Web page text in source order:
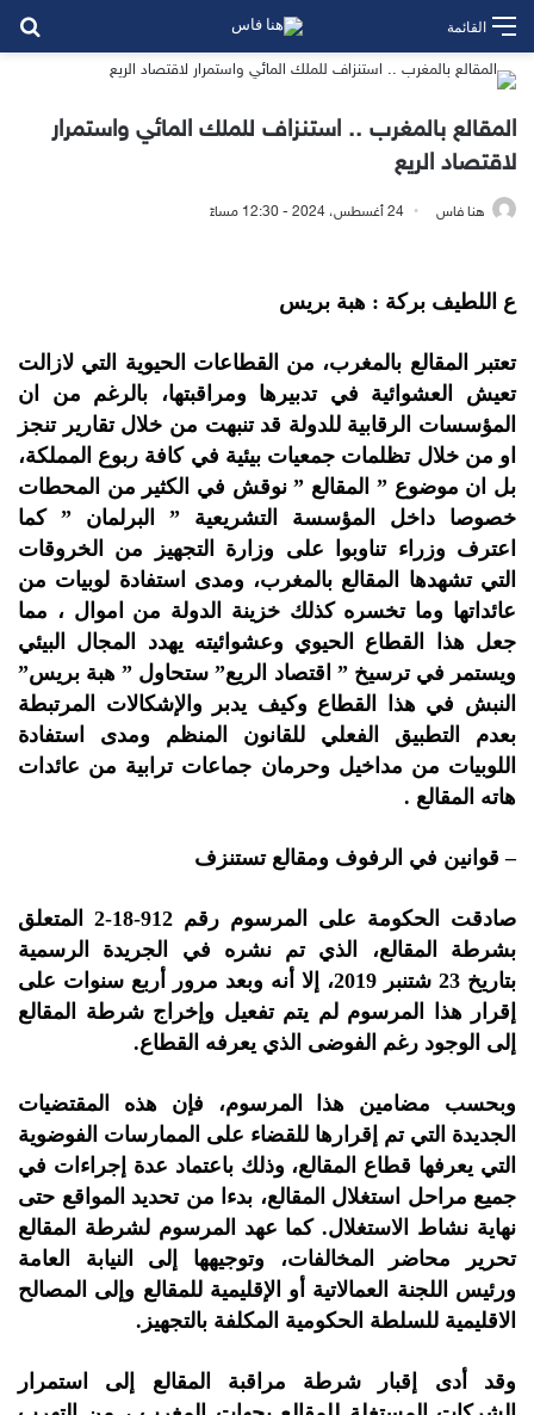
القائمة
المقالع بالمغرب .. استنزاف للملك المائي واستمرار
لاقتصاد الريع
هنا فاس 24 أغسطس، 2024 - 12:30 مساءً
ع اللطيف بركة : هبة بريس
تعتبر المقالع بالمغرب، من القطاعات الحيوية التي لازالت
تعيش العشوائية في تدبيرها ومراقبتها، بالرغم من ان
المؤسسات الرقابية للدولة قد تنبهت من خلال تقارير تنجز
او من خلال تظلمات جمعيات بيئية في كافة ربوع المملكة،
بل ان موضوع ” المقالع ” نوقش في الكثير من المحطات
خصوصا داخل المؤسسة التشريعية ” البرلمان ” كما
اعترف وزراء تناوبوا على وزارة التجهيز من الخروقات
التي تشهدها المقالع بالمغرب، ومدى استفادة لوبيات من
عائداتها وما تخسره كذلك خزينة الدولة من اموال ، مما
جعل هذا القطاع الحيوي وعشوائيته يهدد المجال البيئي
ويستمر في ترسيخ ” اقتصاد الريع” ستحاول ” هبة بريس”
النبش في هذا القطاع وكيف يدبر والإشكالات المرتبطة
بعدم التطبيق الفعلي للقانون المنظم ومدى استفادة
اللوبيات من مداخيل وحرمان جماعات ترابية من عائدات
هاته المقالع .
– قوانين في الرفوف ومقالع تستنزف
صادقت الحكومة على المرسوم رقم 912-18-2 المتعلق
بشرطة المقالع، الذي تم نشره في الجريدة الرسمية
بتاريخ 23 شتنبر 2019، إلا أنه وبعد مرور أربع سنوات على
إقرار هذا المرسوم لم يتم تفعيل وإخراج شرطة المقالع
إلى الوجود رغم الفوضى الذي يعرفه القطاع.
وبحسب مضامين هذا المرسوم، فإن هذه المقتضيات
الجديدة التي تم إقرارها للقضاء على الممارسات الفوضوية
التي يعرفها قطاع المقالع، وذلك باعتماد عدة إجراءات في
جميع مراحل استغلال المقالع، بدءا من تحديد المواقع حتى
نهاية نشاط الاستغلال. كما عهد المرسوم لشرطة المقالع
تحرير محاضر المخالفات، وتوجيهها إلى النيابة العامة
ورئيس اللجنة العمالاتية أو الإقليمية للمقالع وإلى المصالح
الاقليمية للسلطة الحكومية المكلفة بالتجهيز.
وقد أدى إقبار شرطة مراقبة المقالع إلى استمرار